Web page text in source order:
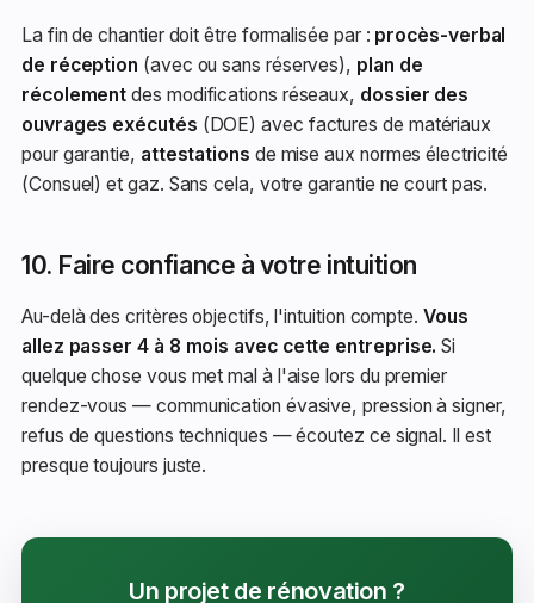
La fin de chantier doit être formalisée par : procès-verbal
de réception (avec ou sans réserves), plan de
récolement des modifications réseaux, dossier des
ouvrages exécutés (DOE) avec factures de matériaux
pour garantie, attestations de mise aux normes électricité
(Consuel) et gaz. Sans cela, votre garantie ne court pas.
10. Faire confiance à votre intuition
Au-delà des critères objectifs, l'intuition compte. Vous
allez passer 4 à 8 mois avec cette entreprise. Si
quelque chose vous met mal à l'aise lors du premier
rendez-vous — communication évasive, pression à signer,
refus de questions techniques — écoutez ce signal. Il est
presque toujours juste.
Un projet de rénovation ?